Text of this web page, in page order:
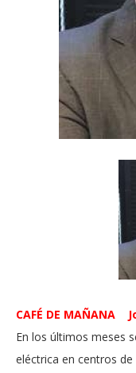
CAFÉ DE MAÑANA
En los últimos meses
eléctrica en centros de